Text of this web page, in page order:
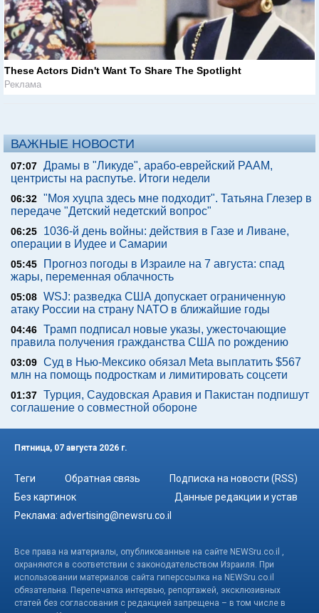
These Actors Didn't Want To Share The Spotlight
Реклама
ВАЖНЫЕ НОВОСТИ
07:07 Драмы в "Ликуде", арабо-еврейский РААМ,
центристы на распутье. Итоги недели
06:32 "Моя хуцпа здесь мне подходит". Татьяна Глезер в
передаче "Детский недетский вопрос"
06:25
1036-й день войны: действия в Газе и Ливане,
операции в Иудее и Самарии
05:45
Прогноз погоды в Израиле на 7 августа: спад
жары, переменная облачность
05:08 WSJ: разведка США допускает ограниченную
атаку России на страну NATO в ближайшие годы
04:46 Трамп подписал новые указы, ужесточающие
правила получения гражданства США по рождению
03:09 Суд в Нью-Мексико обязал Meta выплатить $567
млн на помощь подросткам и лимитировать соцсети
01:37 Турция, Саудовская Аравия и Пакистан подпишут
соглашение о совместной обороне
Пятница, 07 августа 2026 г.
Теги Обратная связь
Подписка на новости (RSS)
Без картинок
Данные редакции и устав
Реклама: advertising@newsru.co.il
Все права на материалы, опубликованные на сайте NEWSru.co.il ,
охраняются в соответствии с законодательством Израиля. При
использовании материалов сайта гиперссылка на NEWSru.co.il
обязательна. Перепечатка интервью, репортажей, эксклюзивных
статей без согласования с редакцией запрещена – в том числе в